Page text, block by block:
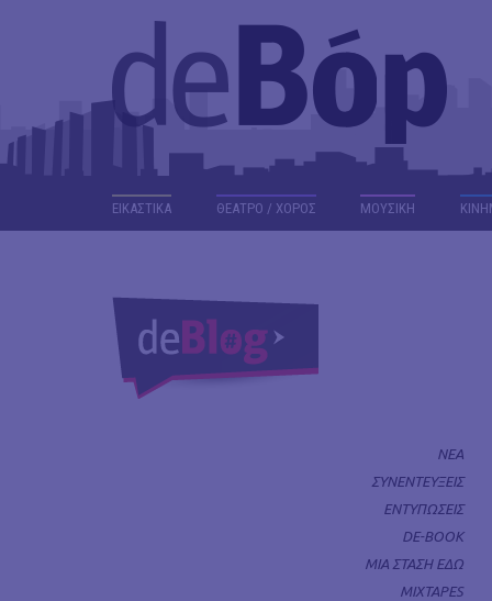
ΕΙΚΑΣΤΙΚΑ ΘΕΑΤΡΟ / ΧΟΡΟΣ ΜΟΥΣΙΚΗ
ΝΕΑ
ΣΥΝΕΝΤΕΥΞΕΙΣ
ΕΝΤΥΠΩΣΕΙΣ
DE-BOOK
ΜΙΑ ΣΤΑΣΗ ΕΔΩ
MIXTAPES